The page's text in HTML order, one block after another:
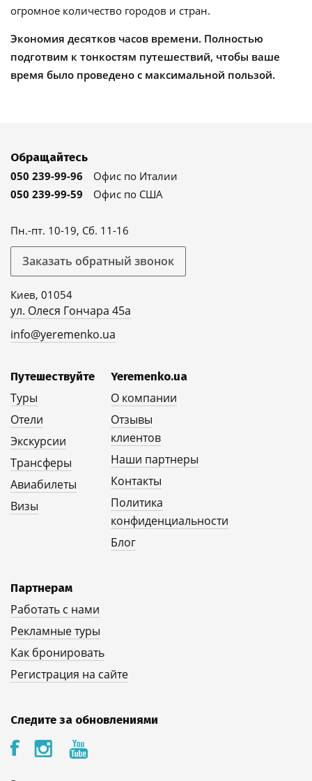
огромное количество городов и стран.
Экономия десятков часов времени. Полностью
подготвим к тонкостям путешествий, чтобы ваше
время было проведено с максимальной пользой.
Обращайтесь
050 239-99-96
Офис по Италии
050 239-99-59
Офис по США
Пн.-пт. 10-19, Сб. 11-16
Заказать обратный звонок
Киев, 01054
ул. Олеся Гончара 45а
info@yeremenko.ua
Путешествуйте
Туры
Отели
Экскурсии
Трансферы
Авиабилеты
Визы
Yeremenko.ua
О компании
Отзывы
клиентов
Наши партнеры
Контакты
Политика
конфиденциальности
Блог
Партнерам
Работать с нами
Рекламные туры
Как бронировать
Регистрация на сайте
Следите за обновлениями